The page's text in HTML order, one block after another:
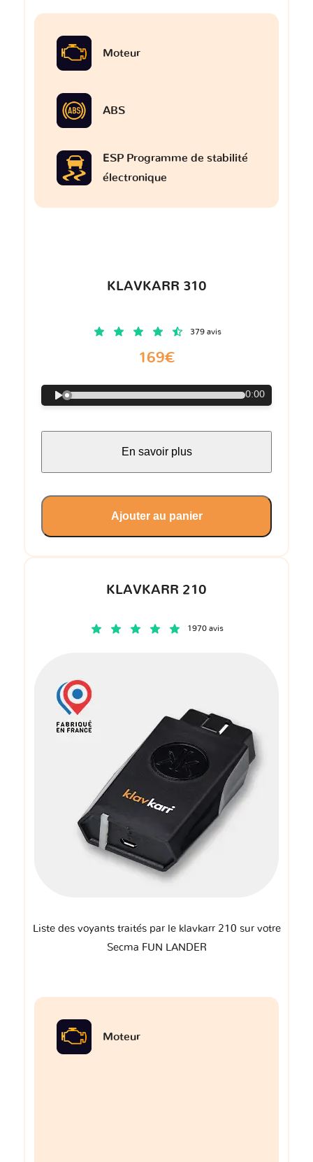
KLAVKARR 210
1970 avis
Liste des voyants traités par le klavkarr 210 sur votre
Secma FUN LANDER
Moteur
Moteur
ABS
ESP Programme de stabilité
électronique
KLAVKARR 310
379 avis
169€
0:00
En savoir plus
Ajouter au panier